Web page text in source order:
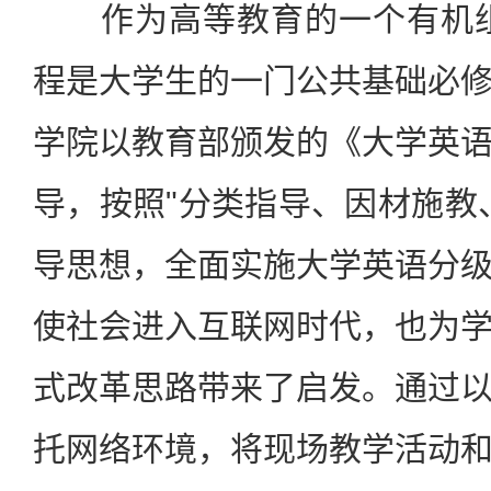
作为高等教育的一个有机
程是大学生的一门公共基础必
学院以教育部颁发的《大学英
导，按照"分类指导、因材施
导思想，全面实施大学英语分
使社会进入互联网时代，也为
式改革思路带来了启发。通过
托网络环境，将现场教学活动